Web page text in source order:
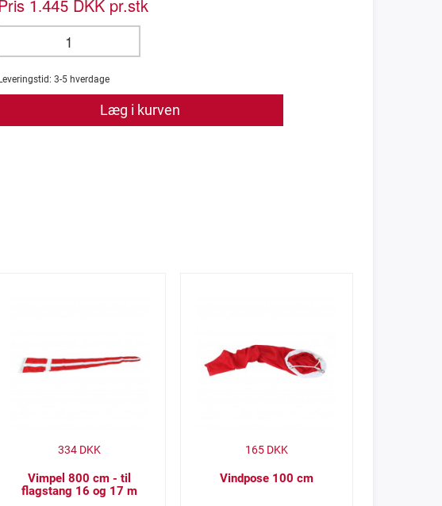
1.445 DKK pr.stk
Leveringstid: 3-5 hverdage
Læg i kurven
Vimpel 800 cm - til
flagstang 16 og 17 m
334DKK
Vindpose 100 cm
165DKK